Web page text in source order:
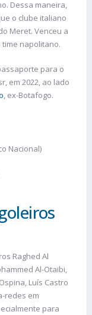
Dessa maneira,
o clube italiano
Meret. Venceu a
time napolitano.
para o
em 2022, ao lado
, ex-Botafogo.
Nacional)
Raghed Al
Al-Otaibi,
Luís Castro
redes em
para